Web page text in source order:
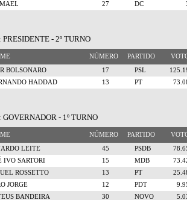
27 DC
PRESIDENTE - 2º TURNO
NÚMERO PARTIDO
BOLSONARO 17 PSL
HADDAD 13 PT
GOVERNADOR - 1º TURNO
NÚMERO PARTIDO
LEITE 45 PSDB
IVO SARTORI 15 MDB
ROSSETTO 13 PT
JORGE 12 PDT
BANDEIRA 30 NOVO